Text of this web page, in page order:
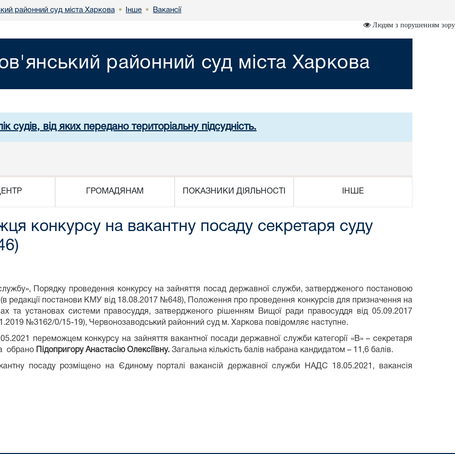
районний суд міста Харкова • Інше • Вакансії
Людям з порушенням зору
районний суд міста Харкова
судів, від яких передано територіальну підсудність.
ГРОМАДЯНАМ ПОКАЗНИКИ ДІЯЛЬНОСТІ ІНШЕ
конкурсу на вакантну посаду секретаря суду
Порядку проведення конкурсу на зайняття посад державної служби, затвердженого постановою
(в редакції постанови КМУ від 18.08.2017 №648), Положення про проведення конкурсів для призначення на
та установах системи правосуддя, затвердженого рішенням Вищої ради правосуддя від 05.09.2017
№3162/0/15-19), Червонозаводський районний суд м. Харкова повідомляє наступне.
переможцем конкурсу на зайняття вакантної посади державної служби категорії «В» – секретаря
обрано
Підопригору Анастасію Олексіївну. Загальна кількість балів набрана кандидатом – 11,6 балів.
посаду розміщено на Єдиному порталі вакансій державної служби НАДС 18.05.2021, вакансія